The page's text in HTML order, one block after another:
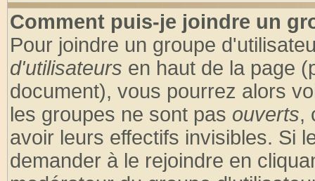
Comment puis-je joindre un
Pour joindre un groupe
d'utilisateurs en haut de la page
document), vous pourrez alors
les groupes ne sont pas ouverts,
avoir leurs effectifs invisibles. Si
demander à le rejoindre en